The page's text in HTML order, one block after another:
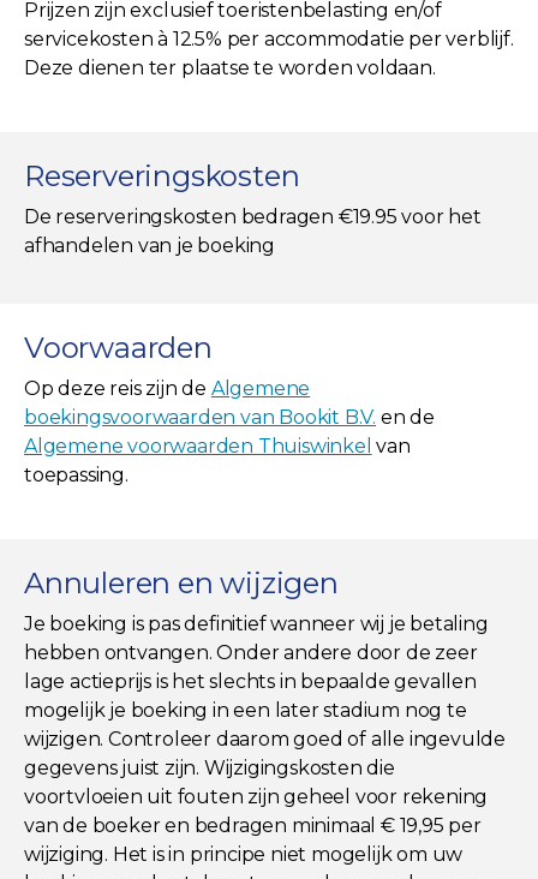
Prijzen zijn exclusief toeristenbelasting en/of
servicekosten à 12.5% per accommodatie per verblijf.
Deze dienen ter plaatse te worden voldaan.
Reserveringskosten
De reserveringskosten bedragen €19.95 voor het
afhandelen van je boeking
Voorwaarden
Op deze reis zijn de Algemene
boekingsvoorwaarden van Bookit B.V. en de
Algemene voorwaarden Thuiswinkel van
toepassing.
Annuleren en wijzigen
Je boeking is pas definitief wanneer wij je betaling
hebben ontvangen. Onder andere door de zeer
lage actieprijs is het slechts in bepaalde gevallen
mogelijk je boeking in een later stadium nog te
wijzigen. Controleer daarom goed of alle ingevulde
gegevens juist zijn. Wijzigingskosten die
voortvloeien uit fouten zijn geheel voor rekening
van de boeker en bedragen minimaal € 19,95 per
wijziging. Het is in principe niet mogelijk om uw